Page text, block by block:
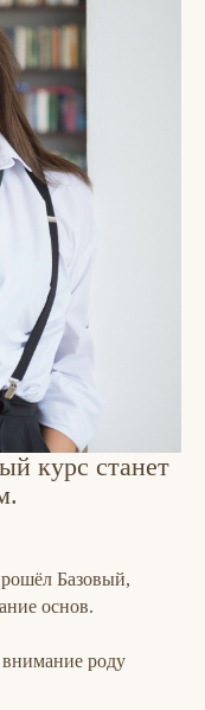
курс станет
Базовый,
основ.
роду